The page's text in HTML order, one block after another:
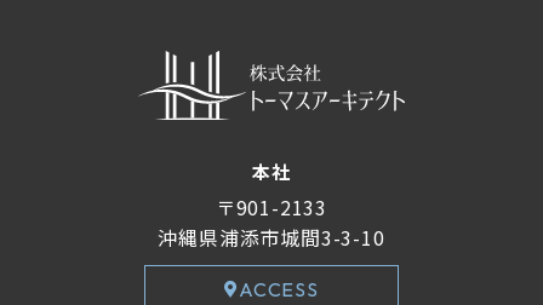
本社
〒901-2133
沖縄県浦添市城間3-3-10
ACCESS